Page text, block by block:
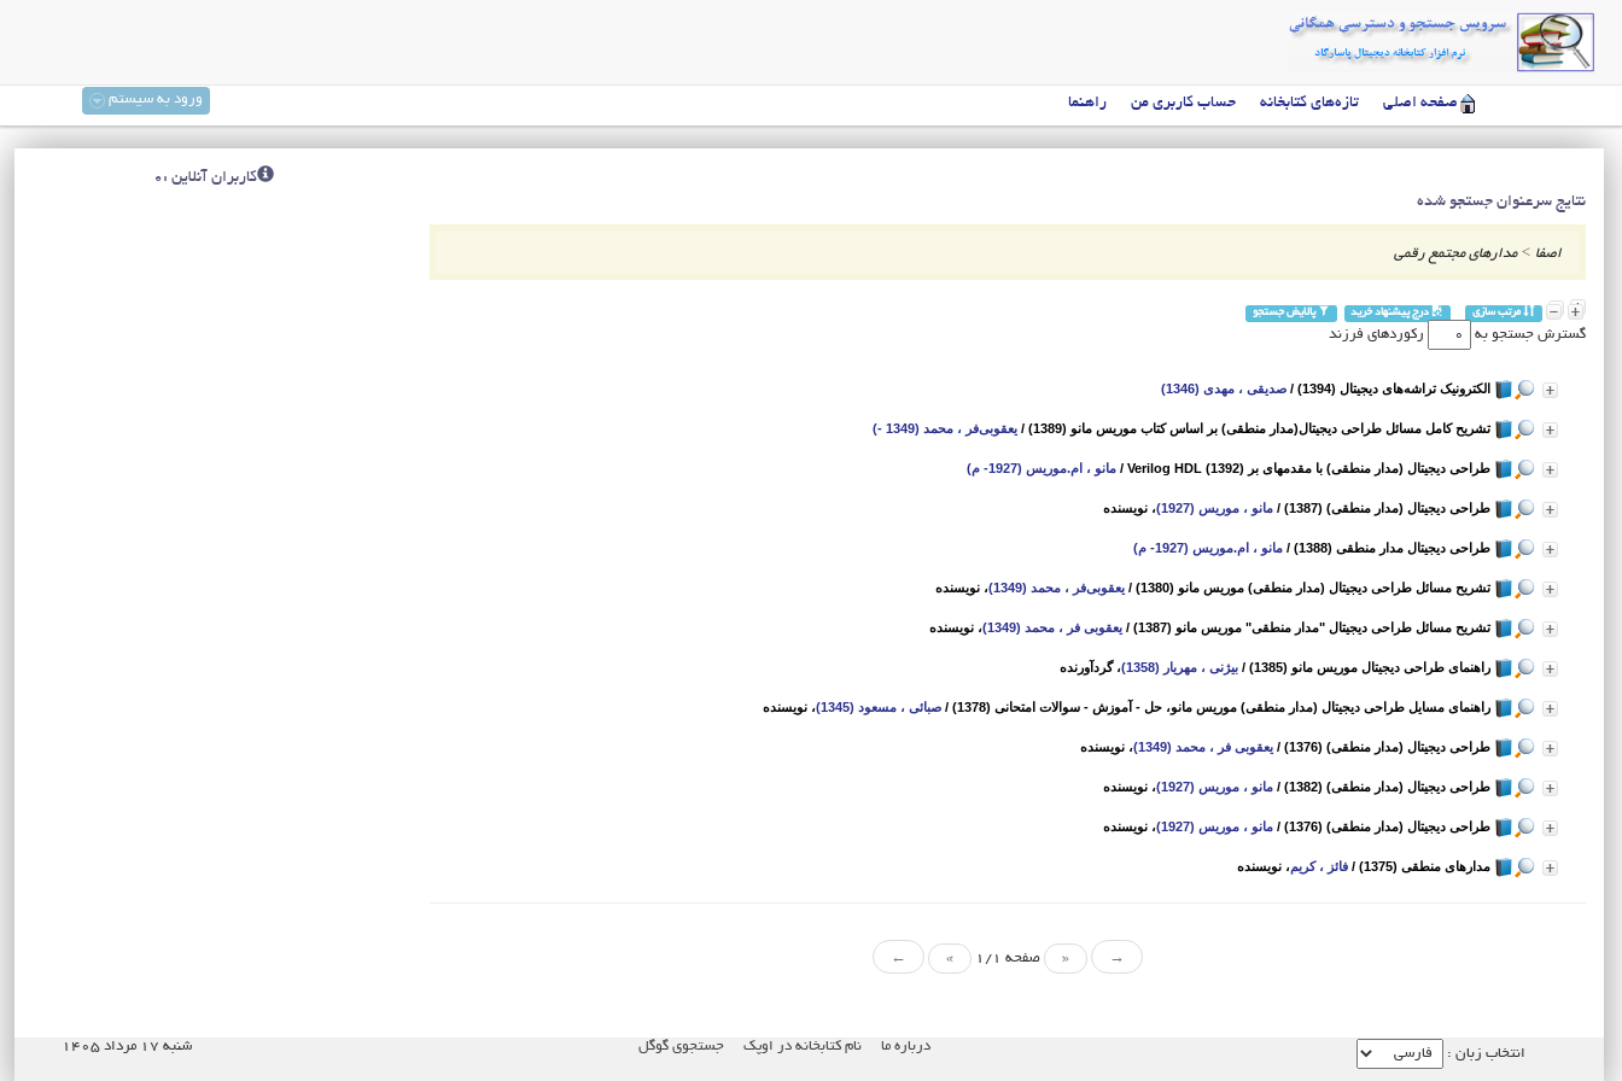
صفحه اصلی تازه‌های کتابخانه حساب کاربری من راهنما ورود به سیستم
نتایج سرعنوان جستجو شده
اصفا >مدارهای مجتمع رقمی
مرتب سازی درج پیشنهاد خرید پالایش جستجو
گسترش جستجو به رکوردهای فرزند
الکترونیک تراشه‌های دیجیتال (1394) / صدیقی ، مهدی (1346)
تشریح کامل مسائل طراحی دیجیتال(مدار منطقی) بر اساس کتاب موریس مانو (1389) / یعقوبی‌‌فر ، محمد (1349 -)
طراحی دیجیتال (مدار منطقی) با مقدمهای بر Verilog HDL (1392) / مانو ، ام.موریس (1927- م)
طراحی دیجیتال (مدار منطقی) (1387) / مانو ، موریس (1927) ، نویسنده
طراحی دیجیتال مدار منطقی (1388) / مانو ، ام.موریس (1927- م)
تشریح مسائل طراحی دیجیتال (مدار منطقی) موریس مانو (1380) / یعقوبی‌فر ، محمد (1349) ، نویسنده
تشریح مسائل طراحی دیجیتال "مدار منطقی‌" موریس مانو (1387) / یعقوبی فر ، محمد (1349) ، نویسنده
راهنمای طراحی دیجیتال موریس مانو (1385) / بیژنی ، مهریار (1358) ، گردآورنده
راهنمای مسایل طراحی دیجیتال (مدار منطقی) موریس مانو، حل - آموزش - سوالات امتحانی (1378) / صبائی ، مسعود (1345) ، نویسنده
طراحی دیجیتال (مدار منطقی) (1376) / یعقوبی فر ، محمد (1349) ، نویسنده
طراحی دیجیتال (مدار منطقی) (1382) / مانو ، موریس (1927) ، نویسنده
طراحی دیجیتال (مدار منطقی) (1376) / مانو ، موریس (1927) ، نویسنده
مدارهای منطقی (1375) / فائز ، کریم، نویسنده
→
« صفحه 1/1 »
←
کاربران آنلاین :0
درباره ما نام کتابخانه در اوپک جستجوی گوگل شنبه ۱۷ مرداد ۱۴۰۵ انتخاب زبان :